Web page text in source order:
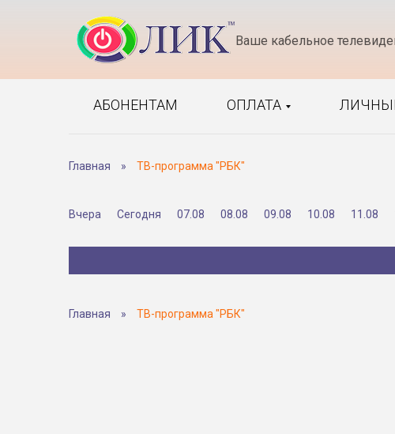
Ваше кабельное
АБОНЕНТАМ ОПЛАТА
Главная » ТВ-программа "РБК"
Вчера Сегодня 07.08 08.08 09.08 10.08 11.08
Главная » ТВ-программа "РБК"